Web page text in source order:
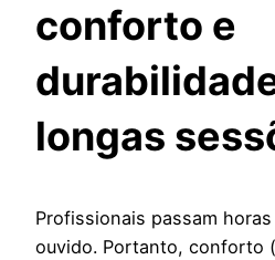
conforto e
longas
Profissionais passam
ouvido. Portanto, conforto